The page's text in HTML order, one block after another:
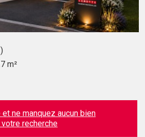
m²
ne manquez aucun bien
recherche